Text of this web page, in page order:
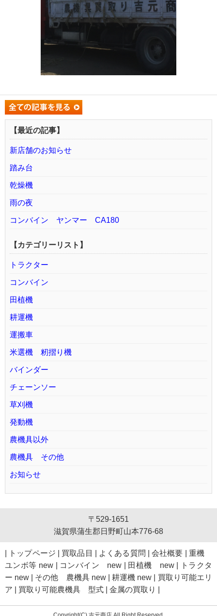
【最近の記事】
新店舗のお知らせ
踏み台
乾燥機
雨の夜
コンバイン ヤンマー CA180
【カテゴリーリスト】
トラクター
コンバイン
田植機
耕運機
運搬車
米選機 籾摺り機
バインダー
チェーンソー
草刈機
発動機
農機具以外
農機具 その他
お知らせ
〒529-1651
滋賀県蒲生郡日野町山本776-68
トップページ 買取品目 よくある質問 |会社概要
重機
ユンボ等 new
コンバイン new 田植機 new|
トラクタ
ー new
その他 農機具 new|耕運機 new
買取り可能エリ
ア
買取り可能農機具 型式 金属の買取り